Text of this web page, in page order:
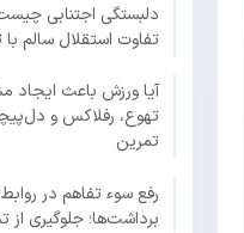
دلبستگی اجتنابی
تفاوت استقلال سالم
آیا ورزش باعث ایجاد
تهوع، رفلاکس و
تمرین
رفع سوء تفاهم در
برداشت‌ها؛ جلوگیری